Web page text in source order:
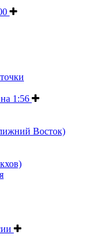
1:56
Восток)